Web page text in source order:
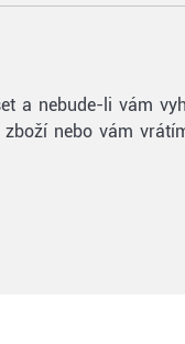
a nebude-li vám
nebo vám